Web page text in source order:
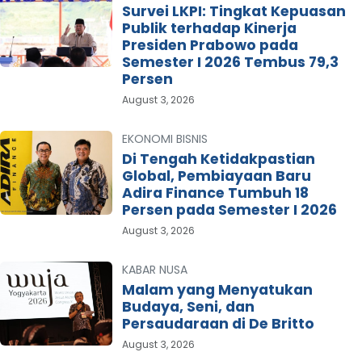
Survei LKPI: Tingkat Kepuasan
Publik terhadap Kinerja
Presiden Prabowo pada
Semester I 2026 Tembus 79,3
Persen
August 3, 2026
EKONOMI BISNIS
Di Tengah Ketidakpastian
Global, Pembiayaan Baru
Adira Finance Tumbuh 18
Persen pada Semester I 2026
August 3, 2026
KABAR NUSA
Malam yang Menyatukan
Budaya, Seni, dan
Persaudaraan di De Britto
August 3, 2026